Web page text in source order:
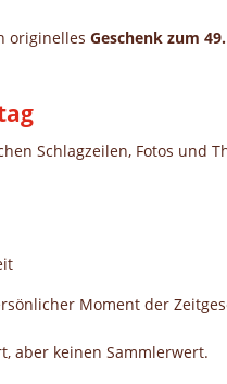
originelles Geschenk zum
Schlagzeilen, Fotos und
Moment der
aber keinen Sammlerwert.